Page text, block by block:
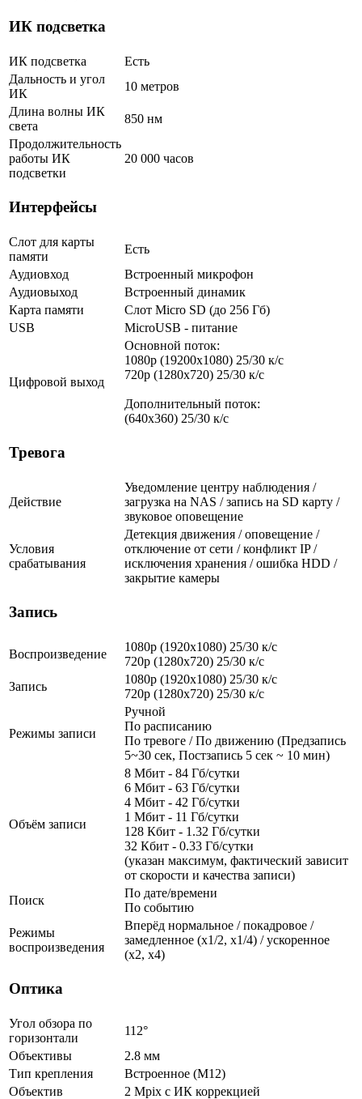
ИК подсветка
ИК подсветка
Есть
Дальность и угол
ИК
10 метров
Длина волны ИК
света
850 нм
Продолжительность
работы ИК
подсветки
20 000 часов
Интерфейсы
Слот для карты
памяти
Есть
Аудиовход
Встроенный микрофон
Аудиовыход
Встроенный динамик
Карта памяти
Слот Micro SD (до 256 Гб)
USB
MicroUSB - питание
Цифровой выход
Основной поток:
1080p (19200х1080) 25/30 к/с
720p (1280х720) 25/30 к/с
Дополнительный поток:
(640x360) 25/30 к/с
Тревога
Действие
Уведомление центру наблюдения /
загрузка на NAS / запись на SD карту /
звуковое оповещение
Условия
срабатывания
Детекция движения / оповещение /
отключение от сети / конфликт IP /
исключения хранения / ошибка HDD /
закрытие камеры
Запись
Воспроизведение
1080p (1920х1080) 25/30 к/с
720p (1280х720) 25/30 к/с
Запись
1080p (1920х1080) 25/30 к/с
720p (1280х720) 25/30 к/с
Режимы записи
Ручной
По расписанию
По тревоге / По движению (Предзапись
5~30 сек, Постзапись 5 сек ~ 10 мин)
Объём записи
8 Мбит - 84 Гб/сутки
6 Мбит - 63 Гб/сутки
4 Мбит - 42 Гб/сутки
1 Мбит - 11 Гб/сутки
128 Кбит - 1.32 Гб/сутки
32 Кбит - 0.33 Гб/сутки
(указан максимум, фактический зависит
от скорости и качества записи)
Поиск
По дате/времени
По событию
Режимы
воспроизведения
Вперёд нормальное / покадровое /
замедленное (х1/2, х1/4) / ускоренное
(х2, х4)
Оптика
Угол обзора по
горизонтали
112°
Объективы
2.8 мм
Тип крепления
Встроенное (М12)
Объектив
2 Mpix c ИК коррекцией